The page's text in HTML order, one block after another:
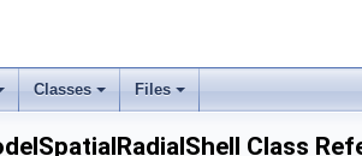
Classes Files
Class